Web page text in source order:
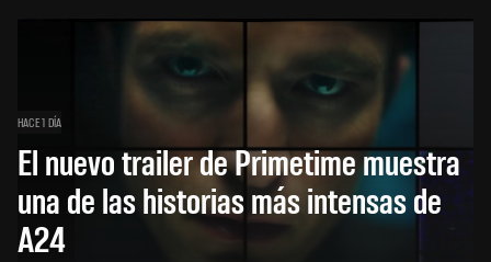
HACE 1 DÍA
El nuevo trailer de Primetime muestra
una de las historias más intensas de
A24